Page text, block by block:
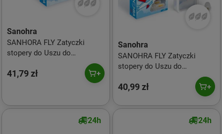
Sanohra
SANHORA FLY Zatyczki
stopery do Uszu do
Samolotu dla Dorosłych 1
para
41,79 zł
Sanohra
SANOHRA FLY Zatyczki
stopery do Uszu do
Samolotu dla Dzieci 1 para
40,99 zł
24h 24h